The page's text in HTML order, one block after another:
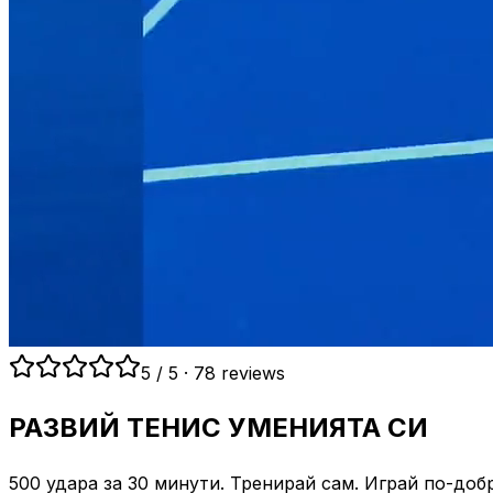
5 / 5 · 78 reviews
РАЗВИЙ ТЕНИС УМЕНИЯТА СИ
500 удара за 30 минути. Тренирай сам. Играй по-